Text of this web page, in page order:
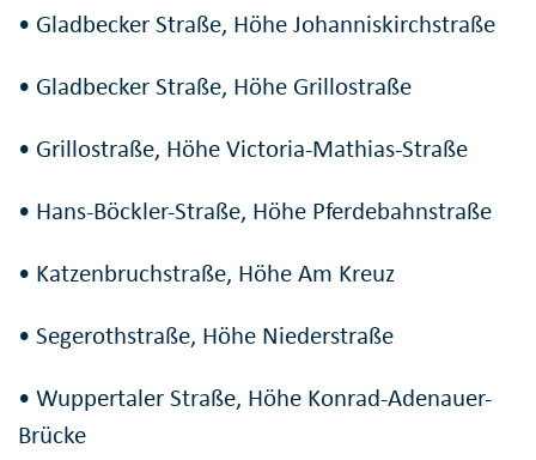
• Gladbecker Straße, Höhe Johanniskirchstraße
• Gladbecker Straße, Höhe Grillostraße
• Grillostraße, Höhe Victoria-Mathias-Straße
• Hans-Böckler-Straße, Höhe Pferdebahnstraße
• Katzenbruchstraße, Höhe Am Kreuz
• Segerothstraße, Höhe Niederstraße
• Wuppertaler Straße, Höhe Konrad-Adenauer-
Brücke